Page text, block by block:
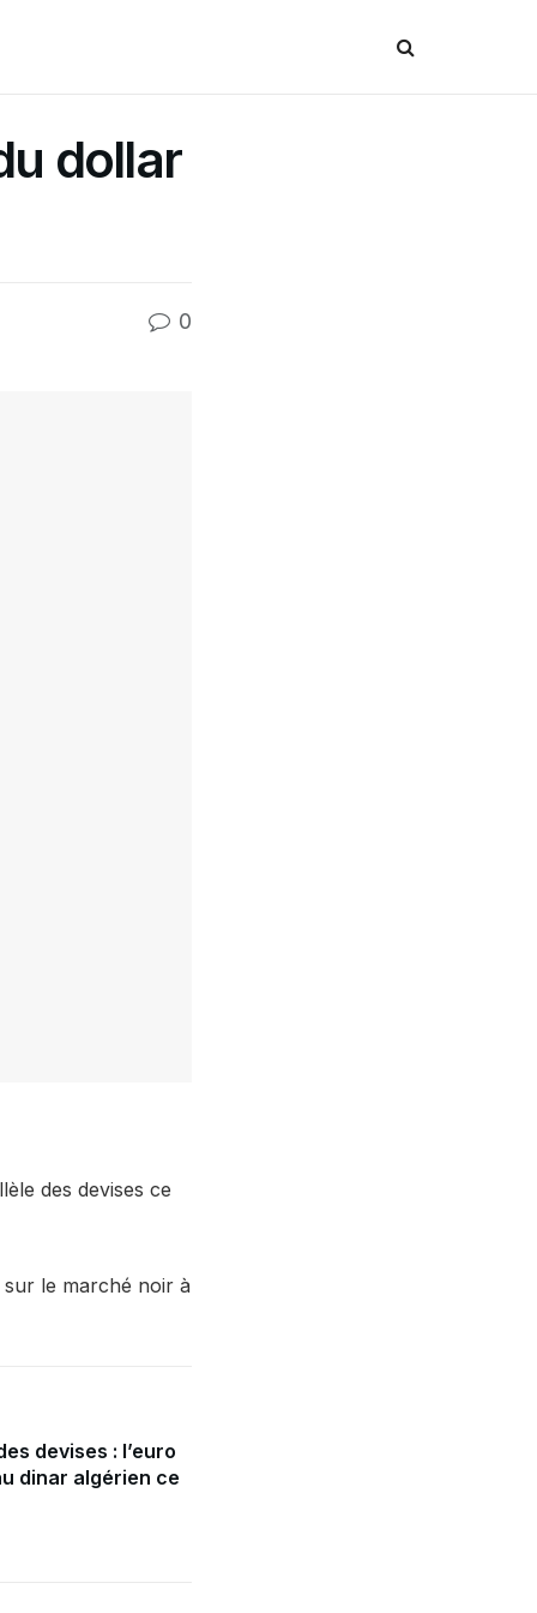
dollar
0
des devises ce
sur le marché noir à
devises : l’euro
dinar algérien ce